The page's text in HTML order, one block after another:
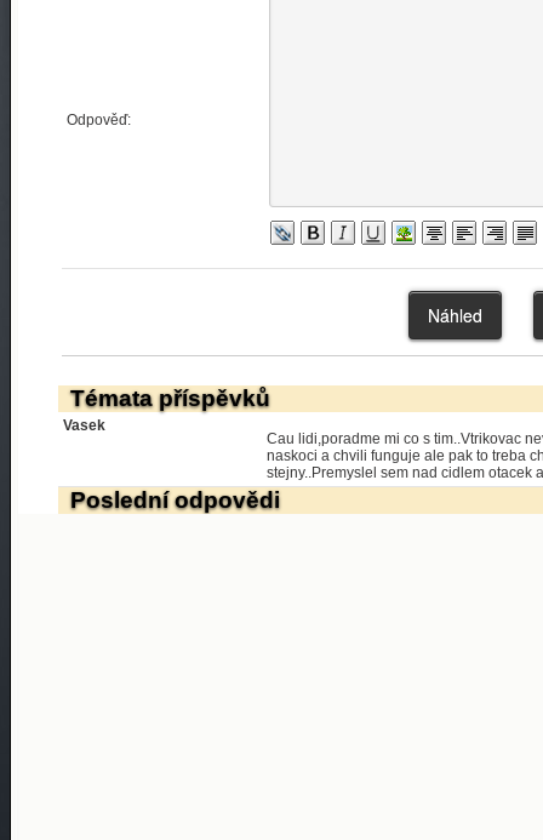
Odpověď:
Témata příspěvků
Vasek
Cau lidi,poradme mi co s tim..Vtrikovac
naskoci a chvili funguje ale pak to treba
stejny..Premyslel sem nad cidlem otacek
Poslední odpovědi